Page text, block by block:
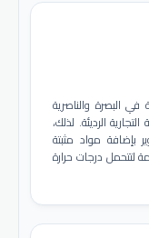
البصرة والناصرية
الرديئة. لذلك،
بإضافة مواد مثبتة
لتتحمل درجات حرارة